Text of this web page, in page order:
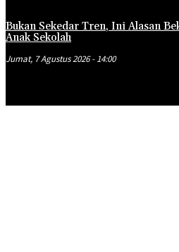
Bukan Sekedar Tren, Ini Alasan
Anak Sekolah
Jumat, 7 Agustus 2026 - 14:00